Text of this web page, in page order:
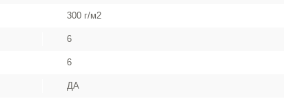
300 г/м2
6
6
ДА